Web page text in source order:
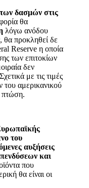
δασμών στις
θα
λόγω ανόδου
θα προκληθεί δε
Reserve η οποία
των επιτοκίων
δεν
με τις τιμές
αμερικανικού
πτώση.
του
αυξήσεις
και
που
θα είναι οι